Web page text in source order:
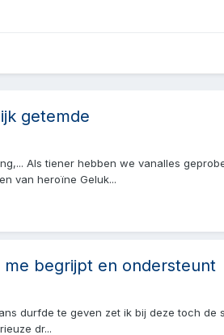
getemde
Als tiener hebben we vanalles
van heroïne Geluk...
begrijpt en ondersteunt
durfde te geven zet ik bij deze toch
dr...